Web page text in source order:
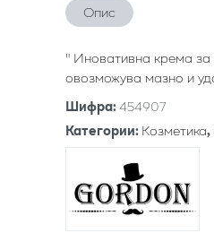
Опис
" Иновативна крема
овозможува мазно и
Шифра:454907
Категории:Козметика,